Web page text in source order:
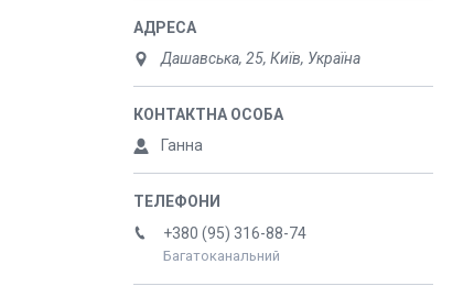
Дашавська, 25, Київ, Україна
Ганна
+380 (95) 316-88-74
Багатоканальний